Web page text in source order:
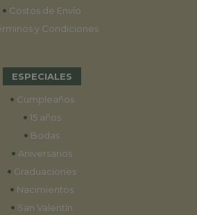
• Costos de Envío
y Condiciones
ESPECIALES
• Cumpleaños
• 15 años
• Bodas
• Aniversarios
• Graduaciones
• Nacimientos
• San Valentín